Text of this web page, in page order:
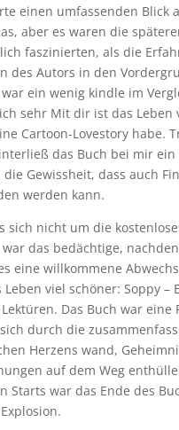
einen umfassenden Blick
aber es waren die
faszinierten, als die
des Autors in den
war ein wenig kindle im
sehr Mit dir ist das Leben
Cartoon-Lovestory habe.
das Buch bei mir
die Gewissheit, dass auch
werden kann.
sich nicht um die
das bedächtige,
eine willkommene
viel schöner: Soppy –
Das Buch war eine
durch die
Herzens wand,
auf dem Weg
Starts war das Ende des